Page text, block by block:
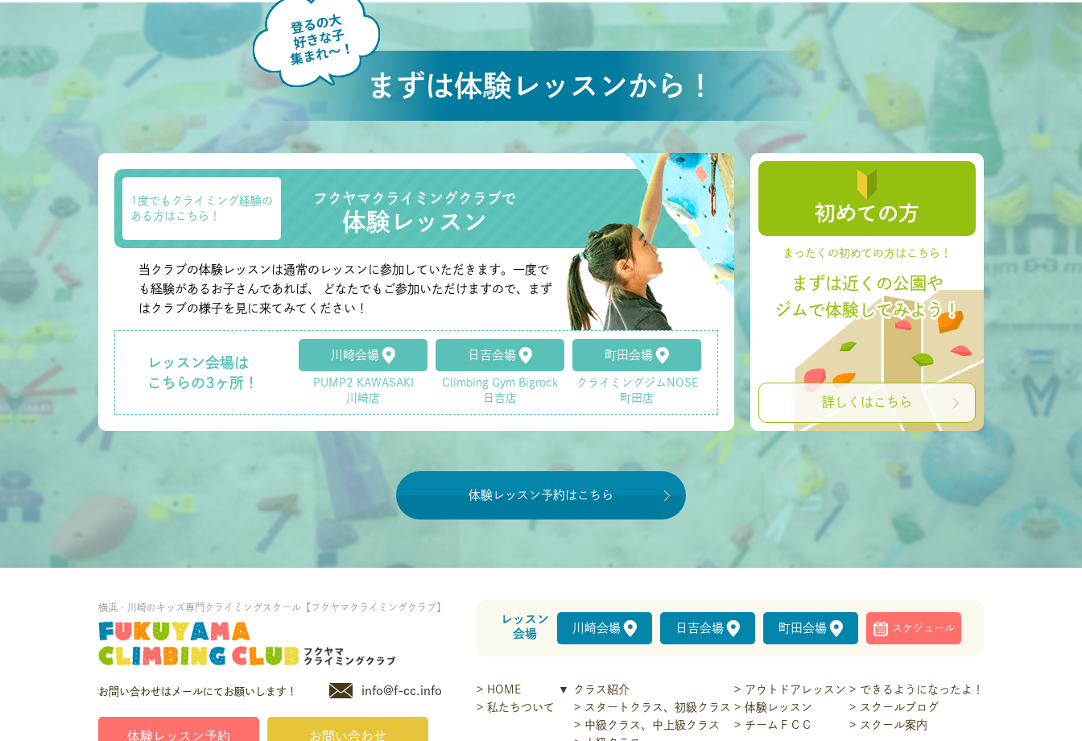
まずは体験レッスンから！
1度でもクライミング経験の
ある方はこちら！
フクヤマクライミングクラブで
体験レッスン
当クラブの体験レッスンは通常のレッスンに参加していただきます。一度で
も経験があるお子さんであれば、 どなたでもご参加いただけますので、まず
はクラブの様子を見に来てみてください！
レッスン会場は
こちらの3ヶ所！
川崎会場
PUMP2 KAWASAKI
川崎店
日吉会場
Climbing Gym Bigrock
日吉店
町田会場
クライミングジムNOSE
町田店
初めての方
まったくの初めての方はこちら！
まずは近くの公園や
ジムで体験してみよう！
詳しくはこちら
体験レッスン予約はこちら
横浜・川崎のキッズ専門クライミングスクール【フクヤマクライミングクラブ】
お問い合わせはメールにてお願いします！ info@f-cc.info
体験レッスン予約 お問い合わせ
レッスン
会場
川崎会場 日吉会場 町田会場 スケジュール
HOME
私たちついて
クラス紹介
スタートクラス、初級クラス
中級クラス、中上級クラス
アウトドアレッスン
体験レッスン
チームＦＣＣ
できるようになったよ！
スクールブログ
スクール案内